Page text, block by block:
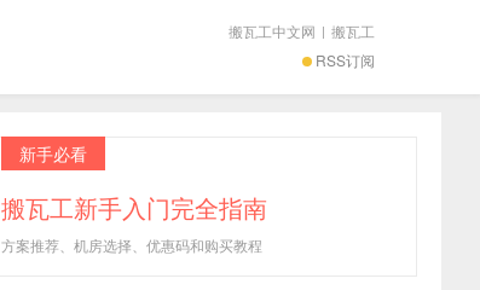
RSS订阅
搬瓦工中文网 | 搬瓦工
新手必看
搬瓦工新手入门完全指南
方案推荐、机房选择、优惠码和购买教程